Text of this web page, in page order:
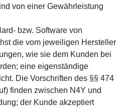
von einer Gewährleistung
bzw. Software von
die vom jeweiligen Hersteller
wie sie dem Kunden bei
eine eigenständige
Die Vorschriften des §§ 474
finden zwischen N4Y und
der Kunde akzeptiert